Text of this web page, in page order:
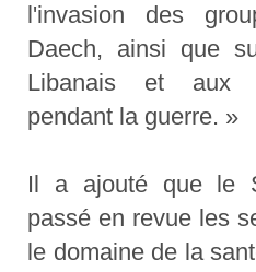
l'invasion des
Daech, ainsi que
Libanais et aux
pendant la guerre. »
Il a ajouté que le
passé en revue les
le domaine de la